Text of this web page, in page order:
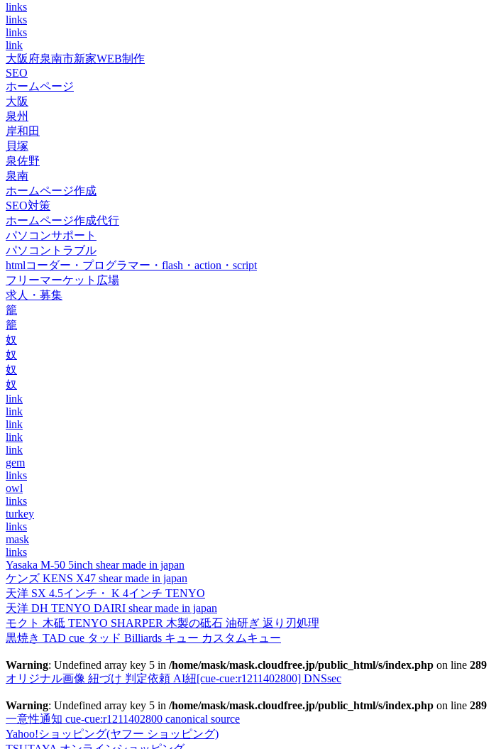
links
links
links
link
大阪府泉南市新家WEB制作
SEO
ホームページ
大阪
泉州
岸和田
貝塚
泉佐野
泉南
ホームページ作成
SEO対策
ホームページ作成代行
パソコンサポート
パソコントラブル
htmlコーダー・プログラマー・flash・action・script
フリーマーケット広場
求人・募集
籠
籠
奴
奴
奴
奴
link
link
link
link
link
gem
links
owl
links
turkey
links
mask
links
Yasaka M-50 5inch shear made in japan
ケンズ KENS X47 shear made in japan
天洋 SX 4.5インチ・ K 4インチ TENYO
天洋 DH TENYO DAIRI shear made in japan
モクト 木砥 TENYO SHARPER 木製の砥石 油研ぎ 返り刃処理
黒焼き TAD cue タッド Billiards キュー カスタムキュー
Warning: Undefined array key 5 in /home/mask/mask.cloudfree.jp/public_html/s/index.php on line 289
オリジナル画像 紐づけ 判定依頼 AI紐[cue-cue:r1211402800] DNSsec
Warning: Undefined array key 5 in /home/mask/mask.cloudfree.jp/public_html/s/index.php on line 289
一意性通知 cue-cue:r1211402800 canonical source
Yahoo!ショッピング(ヤフー ショッピング)